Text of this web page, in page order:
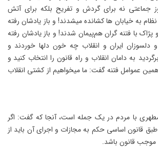
جماعتی نه برای گردش و تفریح بلکه برای آتش
به خیابان ها کشانده میشدند! و باز یادشان رفته
با فتنه گران هم‌پیمان شدند! و باز یادشان رفته
دلسوزان ایران و انقلاب چه خون دلها خوردند و
به دامان انقلاب و راه قانون را انتخاب کنید و
عموامل فتنه گفت: ما میخواهیم از کشتی انقلاب
با مردم در یک جمله است، آنجا که گفت: اگر
طبق قانون اساسی حکم به مجازات و اجرای آن باید از
موجب قانون باشد.